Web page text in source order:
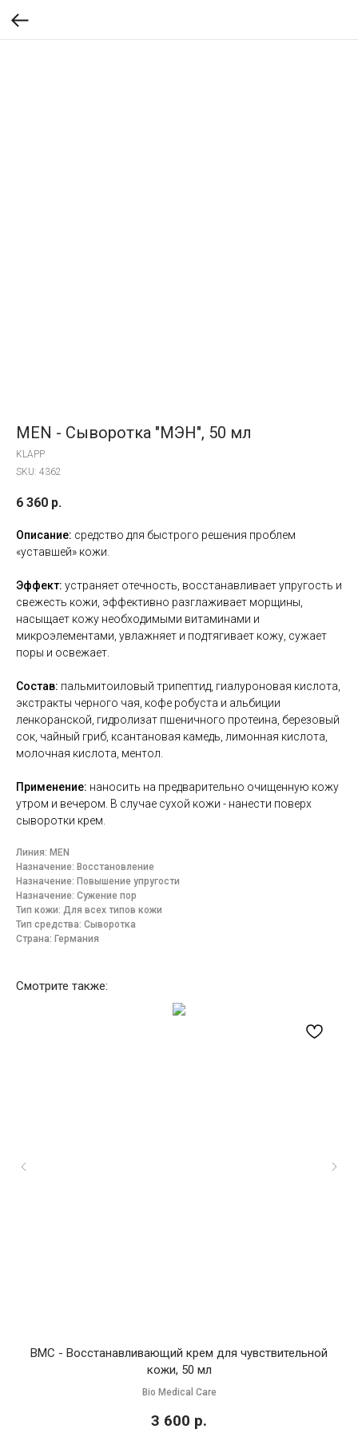
MEN - Сыворотка "МЭН", 50 мл
KLAPP
SKU: 4362
6 360 р.
Описание: средство для быстрого решения проблем
«уставшей» кожи.
Эффект: устраняет отечность, восстанавливает упругость и
свежесть кожи, эффективно разглаживает морщины,
насыщает кожу необходимыми витаминами и
микроэлементами, увлажняет и подтягивает кожу, сужает
поры и освежает.
Состав: пальмитоиловый трипептид, гиалуроновая кислота,
экстракты черного чая, кофе робуста и альбиции
ленкоранской, гидролизат пшеничного протеина, березовый
сок, чайный гриб, ксантановая камедь, лимонная кислота,
молочная кислота, ментол.
Применение: наносить на предварительно очищенную кожу
утром и вечером. В случае сухой кожи - нанести поверх
сыворотки крем.
Линия: MEN
Назначение: Восстановление
Назначение: Повышение упругости
Назначение: Сужение пор
Тип кожи: Для всех типов кожи
Тип средства: Сыворотка
Страна: Германия
Смотрите также:
BMC - Восстанавливающий крем для чувствительной
кожи, 50 мл
Bio Medical Care
3 600 р.